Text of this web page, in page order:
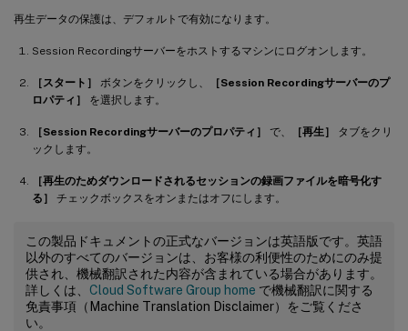
再生データの保護は、デフォルトで有効になります。
Session Recordingサーバーをホストするマシンにログオンします。
［スタート］ ボタンをクリックし、
［Session Recordingサーバーのプ
ロパティ］
を選択します。
［Session Recordingサーバーのプロパティ］ で、 ［再生］
タブをクリ
ックします。
［再生のためダウンロードされるセッションの録画ファイルを暗号化す
る］
チェックボックスをオンまたはオフにします。
この製品ドキュメントの正式なバージョンは英語版です。英語
以外のすべてのバージョンは、お客様の利便性のためにのみ提
供され、機械翻訳された内容が含まれている場合があります。
詳しくは、 Cloud Software Group home で機械翻訳に関する
免責事項（Machine Translation Disclaimer）をご覧くださ
い。